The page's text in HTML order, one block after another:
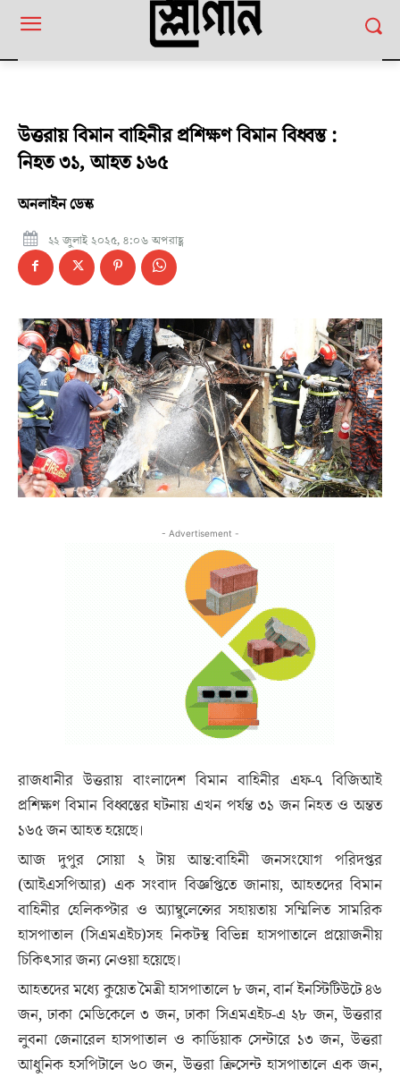
উত্তরায় বিমান বাহিনীর প্রশিক্ষণ বিমান বিধ্বস্ত :
নিহত ৩১, আহত ১৬৫
অনলাইন ডেস্ক
২২ জুলাই ২০২৫, ৪:০৬ অপরাহ্ণ
- Advertisement -
রাজধানীর উত্তরায় বাংলাদেশ বিমান বাহিনীর এফ-৭ বিজিআই
প্রশিক্ষণ বিমান বিধ্বস্তের ঘটনায় এখন পর্যন্ত ৩১ জন নিহত ও অন্তত
১৬৫ জন আহত হয়েছে।
আজ দুপুর সোয়া ২ টায় আন্ত:বাহিনী জনসংযোগ পরিদপ্তর
(আইএসপিআর) এক সংবাদ বিজ্ঞপ্তিতে জানায়, আহতদের বিমান
বাহিনীর হেলিকপ্টার ও অ্যাম্বুলেন্সের সহায়তায় সম্মিলিত সামরিক
হাসপাতাল (সিএমএইচ)সহ নিকটস্থ বিভিন্ন হাসপাতালে প্রয়োজনীয়
চিকিৎসার জন্য নেওয়া হয়েছে।
আহতদের মধ্যে কুয়েত মৈত্রী হাসপাতালে ৮ জন, বার্ন ইনস্টিটিউটে ৪৬
জন, ঢাকা মেডিকেলে ৩ জন, ঢাকা সিএমএইচ-এ ২৮ জন, উত্তরার
লুবনা জেনারেল হাসপাতাল ও কার্ডিয়াক সেন্টারে ১৩ জন, উত্তরা
আধুনিক হসপিটালে ৬০ জন, উত্তরা ক্রিসেন্ট হাসপাতালে এক জন,